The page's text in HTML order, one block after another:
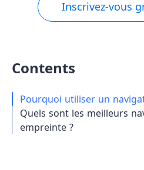
Inscrivez-vous
Contents
Pourquoi utiliser un
Quels sont les meilleurs
empreinte ?